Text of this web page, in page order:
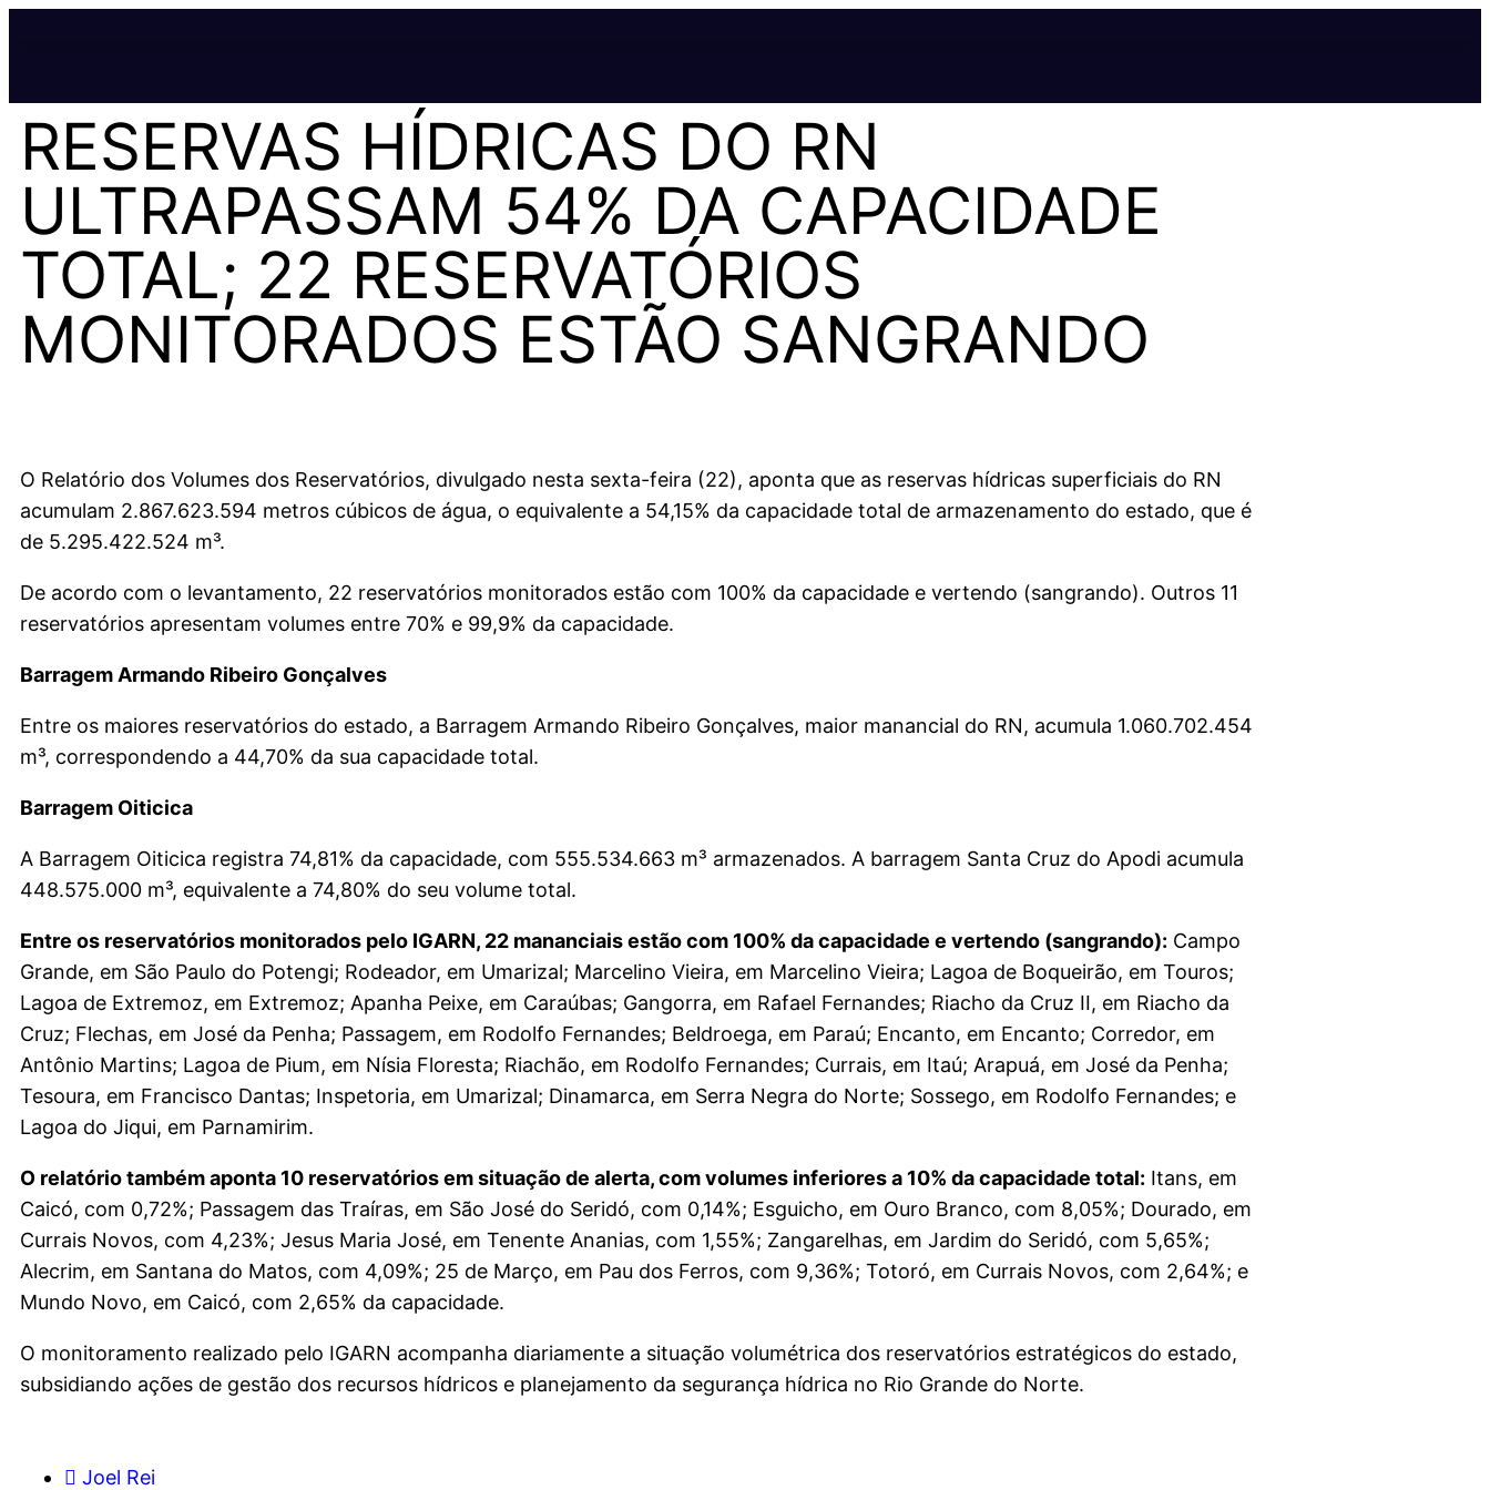
RESERVAS HÍDRICAS DO RN
ULTRAPASSAM 54% DA CAPACIDADE
TOTAL; 22 RESERVATÓRIOS
MONITORADOS ESTÃO SANGRANDO
O Relatório dos Volumes dos Reservatórios, divulgado nesta sexta-feira (22), aponta que as reservas hídricas superficiais do RN
acumulam 2.867.623.594 metros cúbicos de água, o equivalente a 54,15% da capacidade total de armazenamento do estado, que é
de 5.295.422.524 m³.
De acordo com o levantamento, 22 reservatórios monitorados estão com 100% da capacidade e vertendo (sangrando). Outros 11
reservatórios apresentam volumes entre 70% e 99,9% da capacidade.
Barragem Armando Ribeiro Gonçalves
Entre os maiores reservatórios do estado, a Barragem Armando Ribeiro Gonçalves, maior manancial do RN, acumula 1.060.702.454
m³, correspondendo a 44,70% da sua capacidade total.
Barragem Oiticica
A Barragem Oiticica registra 74,81% da capacidade, com 555.534.663 m³ armazenados. A barragem Santa Cruz do Apodi acumula
448.575.000 m³, equivalente a 74,80% do seu volume total.
Entre os reservatórios monitorados pelo IGARN, 22 mananciais estão com 100% da capacidade e vertendo (sangrando): Campo
Grande, em São Paulo do Potengi; Rodeador, em Umarizal; Marcelino Vieira, em Marcelino Vieira; Lagoa de Boqueirão, em Touros;
Lagoa de Extremoz, em Extremoz; Apanha Peixe, em Caraúbas; Gangorra, em Rafael Fernandes; Riacho da Cruz II, em Riacho da
Cruz; Flechas, em José da Penha; Passagem, em Rodolfo Fernandes; Beldroega, em Paraú; Encanto, em Encanto; Corredor, em
Antônio Martins; Lagoa de Pium, em Nísia Floresta; Riachão, em Rodolfo Fernandes; Currais, em Itaú; Arapuá, em José da Penha;
Tesoura, em Francisco Dantas; Inspetoria, em Umarizal; Dinamarca, em Serra Negra do Norte; Sossego, em Rodolfo Fernandes; e
Lagoa do Jiqui, em Parnamirim.
O relatório também aponta 10 reservatórios em situação de alerta, com volumes inferiores a 10% da capacidade total: Itans, em
Caicó, com 0,72%; Passagem das Traíras, em São José do Seridó, com 0,14%; Esguicho, em Ouro Branco, com 8,05%; Dourado, em
Currais Novos, com 4,23%; Jesus Maria José, em Tenente Ananias, com 1,55%; Zangarelhas, em Jardim do Seridó, com 5,65%;
Alecrim, em Santana do Matos, com 4,09%; 25 de Março, em Pau dos Ferros, com 9,36%; Totoró, em Currais Novos, com 2,64%; e
Mundo Novo, em Caicó, com 2,65% da capacidade.
O monitoramento realizado pelo IGARN acompanha diariamente a situação volumétrica dos reservatórios estratégicos do estado,
subsidiando ações de gestão dos recursos hídricos e planejamento da segurança hídrica no Rio Grande do Norte.
Joel Rei